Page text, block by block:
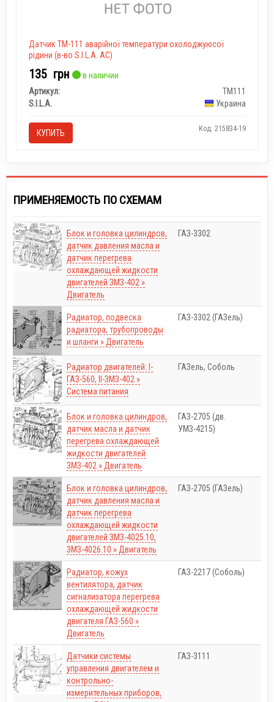
Датчик ТМ-111 аварійної температури охолоджуюсої
рідини (в-во S.I.L.A. AC)
135 грн
в наличии
Артикул:
ТМ111
S.I.L.A.
Украина
КУПИТЬ Код: 215834-19
ПРИМЕНЯЕМОСТЬ ПО СХЕМАМ
Блок и головка цилиндров,
датчик давления масла и
датчик перегрева
охлаждающей жидкости
двигателей ЗМЗ-402 »
Двигатель
ГАЗ-3302
Радиатор, подвеска
радиатора, трубопроводы
и шланги » Двигатель
ГАЗ-3302 (ГАЗель)
Радиатор двигателей: I-
ГАЗ-560, II-ЗМЗ-402 »
Система питания
ГАЗель, Соболь
Блок и головка цилиндров,
датчик масла и датчик
перегрева охлаждающей
жидкости двигателей
ЗМЗ-402 » Двигатель
ГАЗ-2705 (дв.
УМЗ-4215)
Блок и головка цилиндров,
датчик давления масла и
датчик перегрева
охлаждающей жидкости
двигателей ЗМЗ-4025.10,
ЗМЗ-4026.10 » Двигатель
ГАЗ-2705 (ГАЗель)
Радиатор, кожух
вентилятора, датчик
сигнализатора перегрева
охлаждающей жидкости
двигателя ГАЗ-560 »
Двигатель
ГАЗ-2217 (Соболь)
Датчики системы
управления двигателем и
контрольно-
измерительных приборов,
ГАЗ-3111